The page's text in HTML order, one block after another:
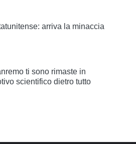
arriva la minaccia
ti sono rimaste in
scientifico dietro tutto